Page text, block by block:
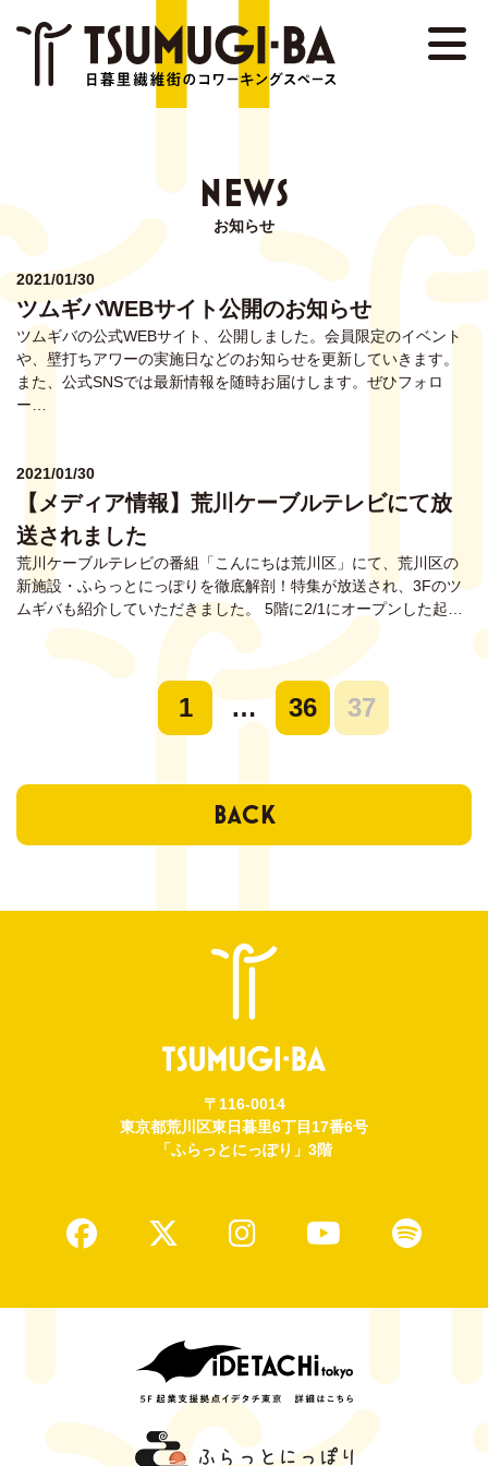
NEWS
EVENT
DETAIL
MEMBER
FAQ
ENTRY
NEWS
お知らせ
2021/01/30
ツムギバWEBサイト公開のお知らせ
ツムギバの公式WEBサイト、公開しました。会員限定のイベント
や、壁打ちアワーの実施日などのお知らせを更新していきます。
また、公式SNSでは最新情報を随時お届けします。ぜひフォロ
ー…
2021/01/30
【メディア情報】荒川ケーブルテレビにて放
送されました
荒川ケーブルテレビの番組「こんにちは荒川区」にて、荒川区の
新施設・ふらっとにっぽりを徹底解剖！特集が放送され、3Fのツ
ムギバも紹介していただきました。 5階に2/1にオープンした起…
1 … 36 37
BACK
〒116-0014
東京都荒川区東日暮里6丁目17番6号
「ふらっとにっぽり」3階